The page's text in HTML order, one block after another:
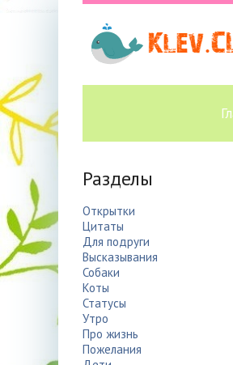
Разделы
Открытки
Цитаты
Для подруги
Высказывания
Собаки
Коты
Статусы
Утро
Про жизнь
Пожелания